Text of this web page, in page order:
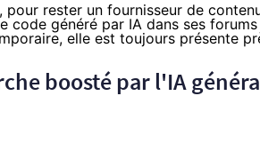
pour rester un fournisseur de
code généré par IA dans ses
elle est toujours présente
boosté par l'IA